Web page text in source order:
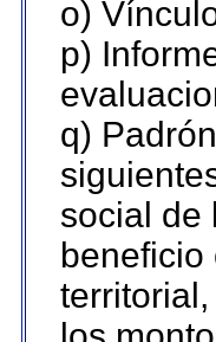
o)
p)
q)
social de
beneficio